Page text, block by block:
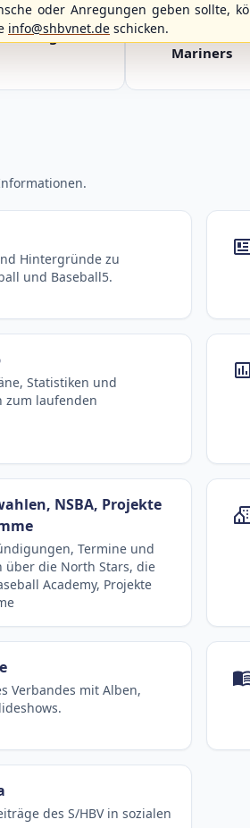
Baltics
Greifswald Baltic
Mariners
Hintergründe zu
und Baseball5.
Statistiken und
zum laufenden
NSBA, Projekte
Termine und
über die North Stars, die
Academy, Projekte
Verbandes mit Alben,
des S/HBV in sozialen
oder Anregungen geben sollte,
info@shbvnet.de schicken.